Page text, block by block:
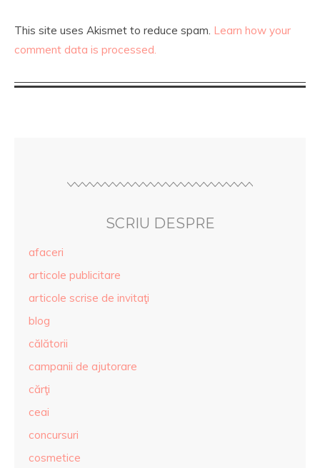
This site uses Akismet to reduce spam. Learn how your
comment data is processed.
SCRIU DESPRE
afaceri
articole publicitare
articole scrise de invitaţi
blog
călătorii
campanii de ajutorare
cărţi
ceai
concursuri
cosmetice